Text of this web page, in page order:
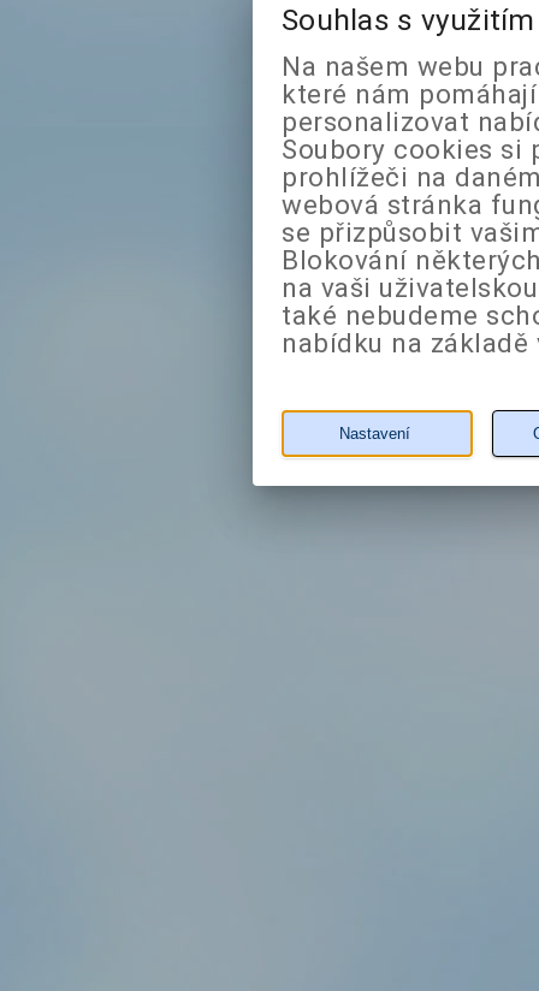
Souhlas s
Na našem webu
které nám
personalizovat
Soubory cookies si
prohlížeči na
webová stránka
se přizpůsobit
Blokování
na vaši
také nebudeme
nabídku na
Nastavení